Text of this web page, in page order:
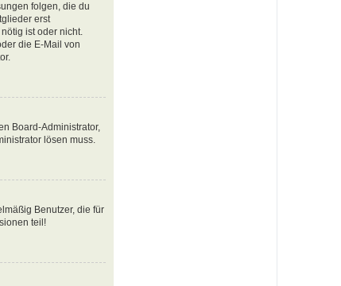
folgen, die du
erst
ist oder nicht.
die E-Mail von
Board-Administrator,
lösen muss.
Benutzer, die für
teil!